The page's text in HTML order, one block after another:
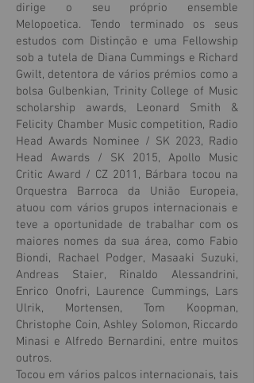
dirige o seu próprio ensemble
Melopoetica. Tendo terminado os seus
estudos com Distinção e uma Fellowship
sob a tutela de Diana Cummings e Richard
Gwilt, detentora de vários prémios como a
bolsa Gulbenkian, Trinity College of Music
scholarship awards, Leonard Smith &
Felicity Chamber Music competition, Radio
Head Awards Nominee / SK 2023, Radio
Head Awards / SK 2015, Apollo Music
Critic Award / CZ 2011, Bárbara tocou na
Orquestra Barroca da União Europeia,
atuou com vários grupos internacionais e
teve a oportunidade de trabalhar com os
maiores nomes da sua área, como Fabio
Biondi, Rachael Podger, Masaaki Suzuki,
Andreas Staier, Rinaldo Alessandrini,
Enrico Onofri, Laurence Cummings, Lars
Ulrik, Mortensen, Tom Koopman,
Christophe Coin, Ashley Solomon, Riccardo
Minasi e Alfredo Bernardini, entre muitos
outros.
Tocou em vários palcos internacionais, tais